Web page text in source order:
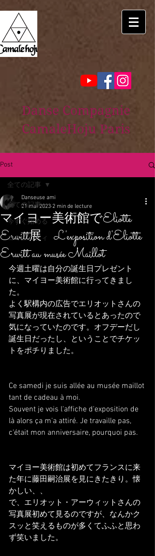
Danse Compagnie
CamaleHoju Paris
Post
全ての記事
今すぐ始める
コミュニティ
全ての記事
マイヨー美術館でEliotte
Erwitt展 L'exposition d'Eliotte
Erwitt au musée Maillot
Danseuse ami
21 mai 2023 2 min de lecture
今週土曜は自分の誕生日プレゼント
に、マイヨー美術館に行ってきまし
た。
よく駅構内の広告でエリオットさんの
写真展が現在されているとあったので
気になっていたのです。オフデーだし
誕生日だったし、ということでチケッ
トをポチりました。
Ce samedi je suis allée au musée maillot
tant de cadeau à moi.
Souvent je vois l'affiche d'exposition de
là alors ça m'a attiré. Je travaille pas,
c'était mon anniversaire, pourquoi pas.
マイヨー美術館は初めてフランスに来
た年に藤田嗣治展を見にきたきり。懐
かしい、、
で、エリオット・アーウィットさんの
写真展初めて見るのですが、なんかク
スッと笑えるものが多くてふふと思わ
ず笑いました。